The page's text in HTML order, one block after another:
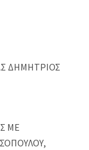
ΔΗΜΗΤΡΙΟΣ
ΜΕ